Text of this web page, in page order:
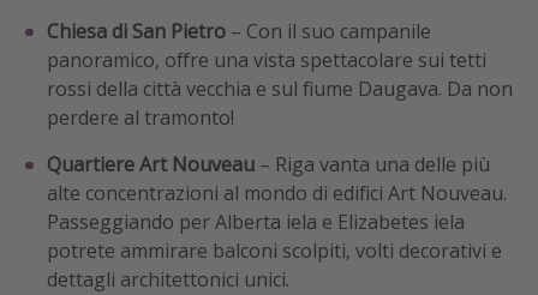
Chiesa di San Pietro – Con il suo campanile
panoramico, offre una vista spettacolare sui tetti
rossi della città vecchia e sul fiume Daugava. Da non
perdere al tramonto!
Quartiere Art Nouveau – Riga vanta una delle più
alte concentrazioni al mondo di edifici Art Nouveau.
Passeggiando per Alberta iela e Elizabetes iela
potrete ammirare balconi scolpiti, volti decorativi e
dettagli architettonici unici.